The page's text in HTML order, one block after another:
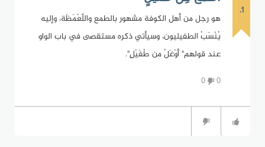
1.
هو رجل من أهل الكوفة مشهور بالطمع واللَّعْمَظَة، وإليه
يُنْسَبُ الطفيليون، وسيأتي ذكره مستقصى في باب الواو
عند قولهم" أَوْغَلُ من طُفَيْلٍ".
0
0